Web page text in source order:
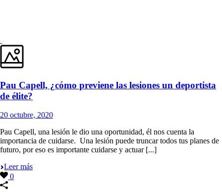
Pau Capell, ¿cómo previene las lesiones un deportista
de élite?
20 octubre, 2020
Pau Capell, una lesión le dio una oportunidad, él nos cuenta la
importancia de cuidarse. Una lesión puede truncar todos tus planes de
futuro, por eso es importante cuidarse y actuar [...]
Leer más
0